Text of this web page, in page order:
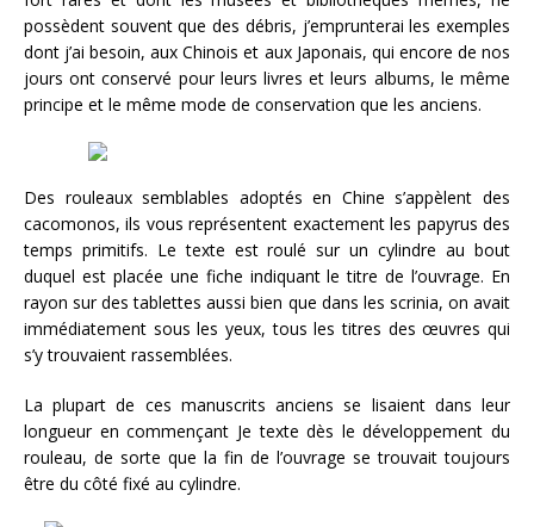
possèdent souvent que des débris, j’emprunterai les exemples
dont j’ai besoin, aux Chinois et aux Japonais, qui encore de nos
jours ont conservé pour leurs livres et leurs albums, le même
principe et le même mode de conservation que les anciens.
Des rouleaux semblables adoptés en Chine s’appèlent des
cacomonos, ils vous représentent exactement les papyrus des
temps primitifs. Le texte est roulé sur un cylindre au bout
duquel est placée une fiche indiquant le titre de l’ouvrage. En
rayon sur des tablettes aussi bien que dans les scrinia, on avait
immédiatement sous les yeux, tous les titres des œuvres qui
s’y trouvaient rassemblées.
La plupart de ces manuscrits anciens se lisaient dans leur
longueur en commençant Je texte dès le développement du
rouleau, de sorte que la fin de l’ouvrage se trouvait toujours
être du côté fixé au cylindre.